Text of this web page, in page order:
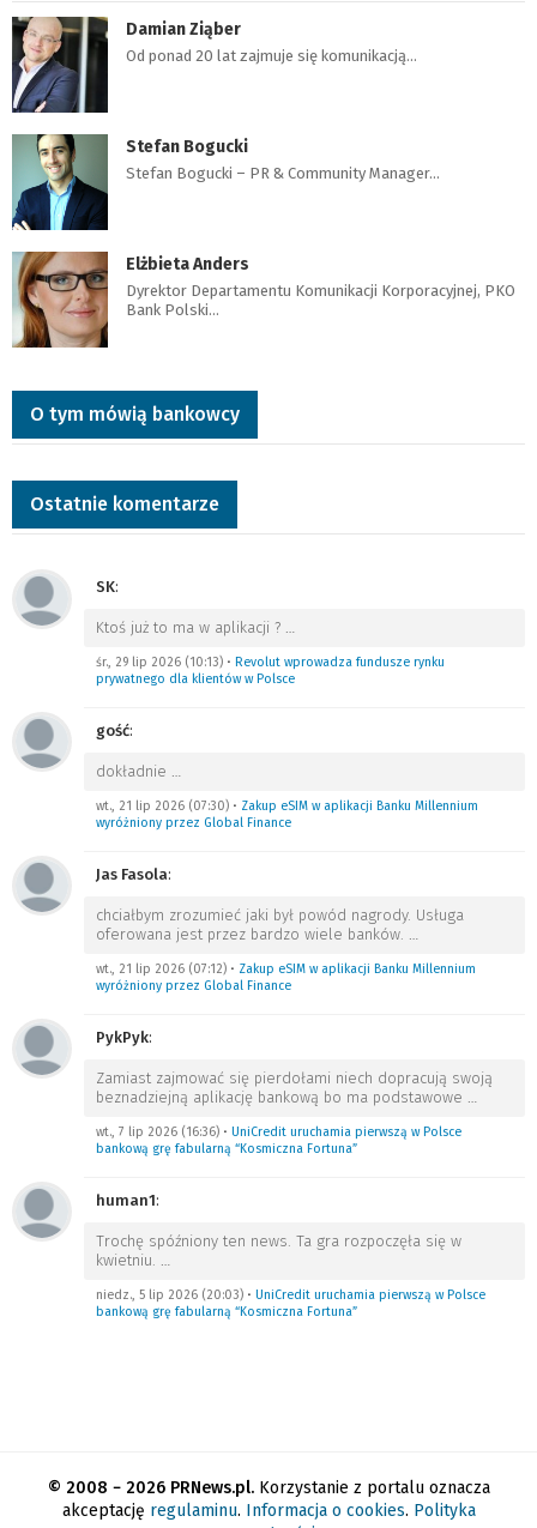
Damian Ziąber
Od ponad 20 lat zajmuje się komunikacją…
Stefan Bogucki
Stefan Bogucki – PR & Community Manager…
Elżbieta Anders
Dyrektor Departamentu Komunikacji Korporacyjnej, PKO
Bank Polski…
O tym mówią bankowcy
Ostatnie komentarze
SK:
Ktoś już to ma w aplikacji ? …
śr., 29 lip 2026 (10:13) • Revolut wprowadza fundusze rynku
prywatnego dla klientów w Polsce
gość:
dokładnie …
wt., 21 lip 2026 (07:30) • Zakup eSIM w aplikacji Banku Millennium
wyróżniony przez Global Finance
Jas Fasola:
chciałbym zrozumieć jaki był powód nagrody. Usługa
oferowana jest przez bardzo wiele banków. …
wt., 21 lip 2026 (07:12) • Zakup eSIM w aplikacji Banku Millennium
wyróżniony przez Global Finance
PykPyk:
Zamiast zajmować się pierdołami niech dopracują swoją
beznadziejną aplikację bankową bo ma podstawowe …
wt., 7 lip 2026 (16:36) • UniCredit uruchamia pierwszą w Polsce
bankową grę fabularną “Kosmiczna Fortuna”
human1:
Trochę spóźniony ten news. Ta gra rozpoczęła się w
kwietniu. …
niedz., 5 lip 2026 (20:03) • UniCredit uruchamia pierwszą w Polsce
bankową grę fabularną “Kosmiczna Fortuna”
© 2008 − 2026 PRNews.pl.Korzystanie z portalu oznacza
akceptację regulaminu. Informacja o cookies. Polityka